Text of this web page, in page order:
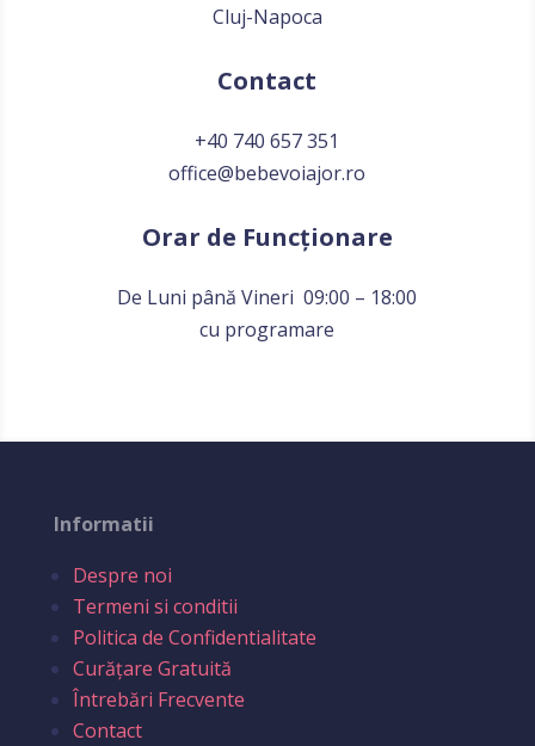
Cluj-Napoca
Contact
+40 740 657 351
office@bebevoiajor.ro
Orar de Funcționare
De Luni până Vineri 09:00 – 18:00
cu programare
Informatii
Despre noi
Termeni si conditii
Politica de Confidentialitate
Curățare Gratuită
Întrebări Frecvente
Contact